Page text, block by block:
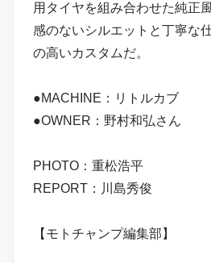
用タイヤを組み合わせた純正
感のないシルエットと丁寧な
の高いカスタムだ。
●MACHINE：リトルカブ
●OWNER：野村和弘さん
PHOTO：重松浩平
REPORT：川島秀俊
【モトチャンプ編集部】